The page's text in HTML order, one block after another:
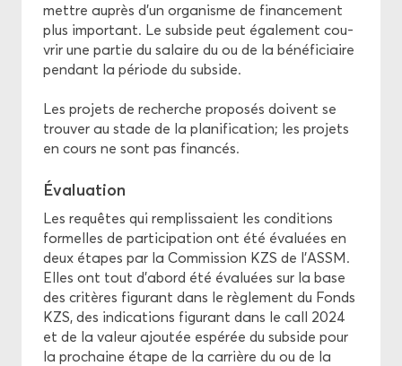
mettre au­près d’un or­ga­nisme de fi­nan­ce­ment
plus im­por­tant. Le sub­side peut éga­le­ment cou­
vrir une par­tie du sa­laire du ou de la bé­né­fi­ciaire
pen­dant la pé­riode du sub­side.
Les pro­jets de re­cherche pro­po­sés doivent se
trou­ver au stade de la pla­ni­fi­ca­tion; les pro­jets
en cours ne sont pas fi­nan­cés.
Éva­lua­tion
Les re­quêtes qui rem­plis­saient les condi­tions
for­melles de par­ti­ci­pa­tion ont été éva­luées en
deux étapes par la Com­mis­sion KZS de l’ASSM.
Elles ont tout d’abord été éva­luées sur la base
des cri­tères fi­gu­rant dans le rè­gle­ment du Fonds
KZS, des in­di­ca­tions fi­gu­rant dans le call 2024
et de la va­leur ajou­tée es­pé­rée du sub­side pour
la pro­chaine étape de la car­rière du ou de la